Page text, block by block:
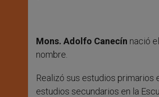
Mons. Adolfo Canecín nació
nombre.
Realizó sus estudios primarios
estudios secundarios en la